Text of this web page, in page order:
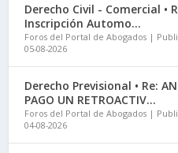
Derecho Civil - Comercial •
Inscripción Automo...
Foros del Portal de Abogados
05-08-2026
Derecho Previsional • Re:
PAGO UN RETROACTIV...
Foros del Portal de Abogados
04-08-2026